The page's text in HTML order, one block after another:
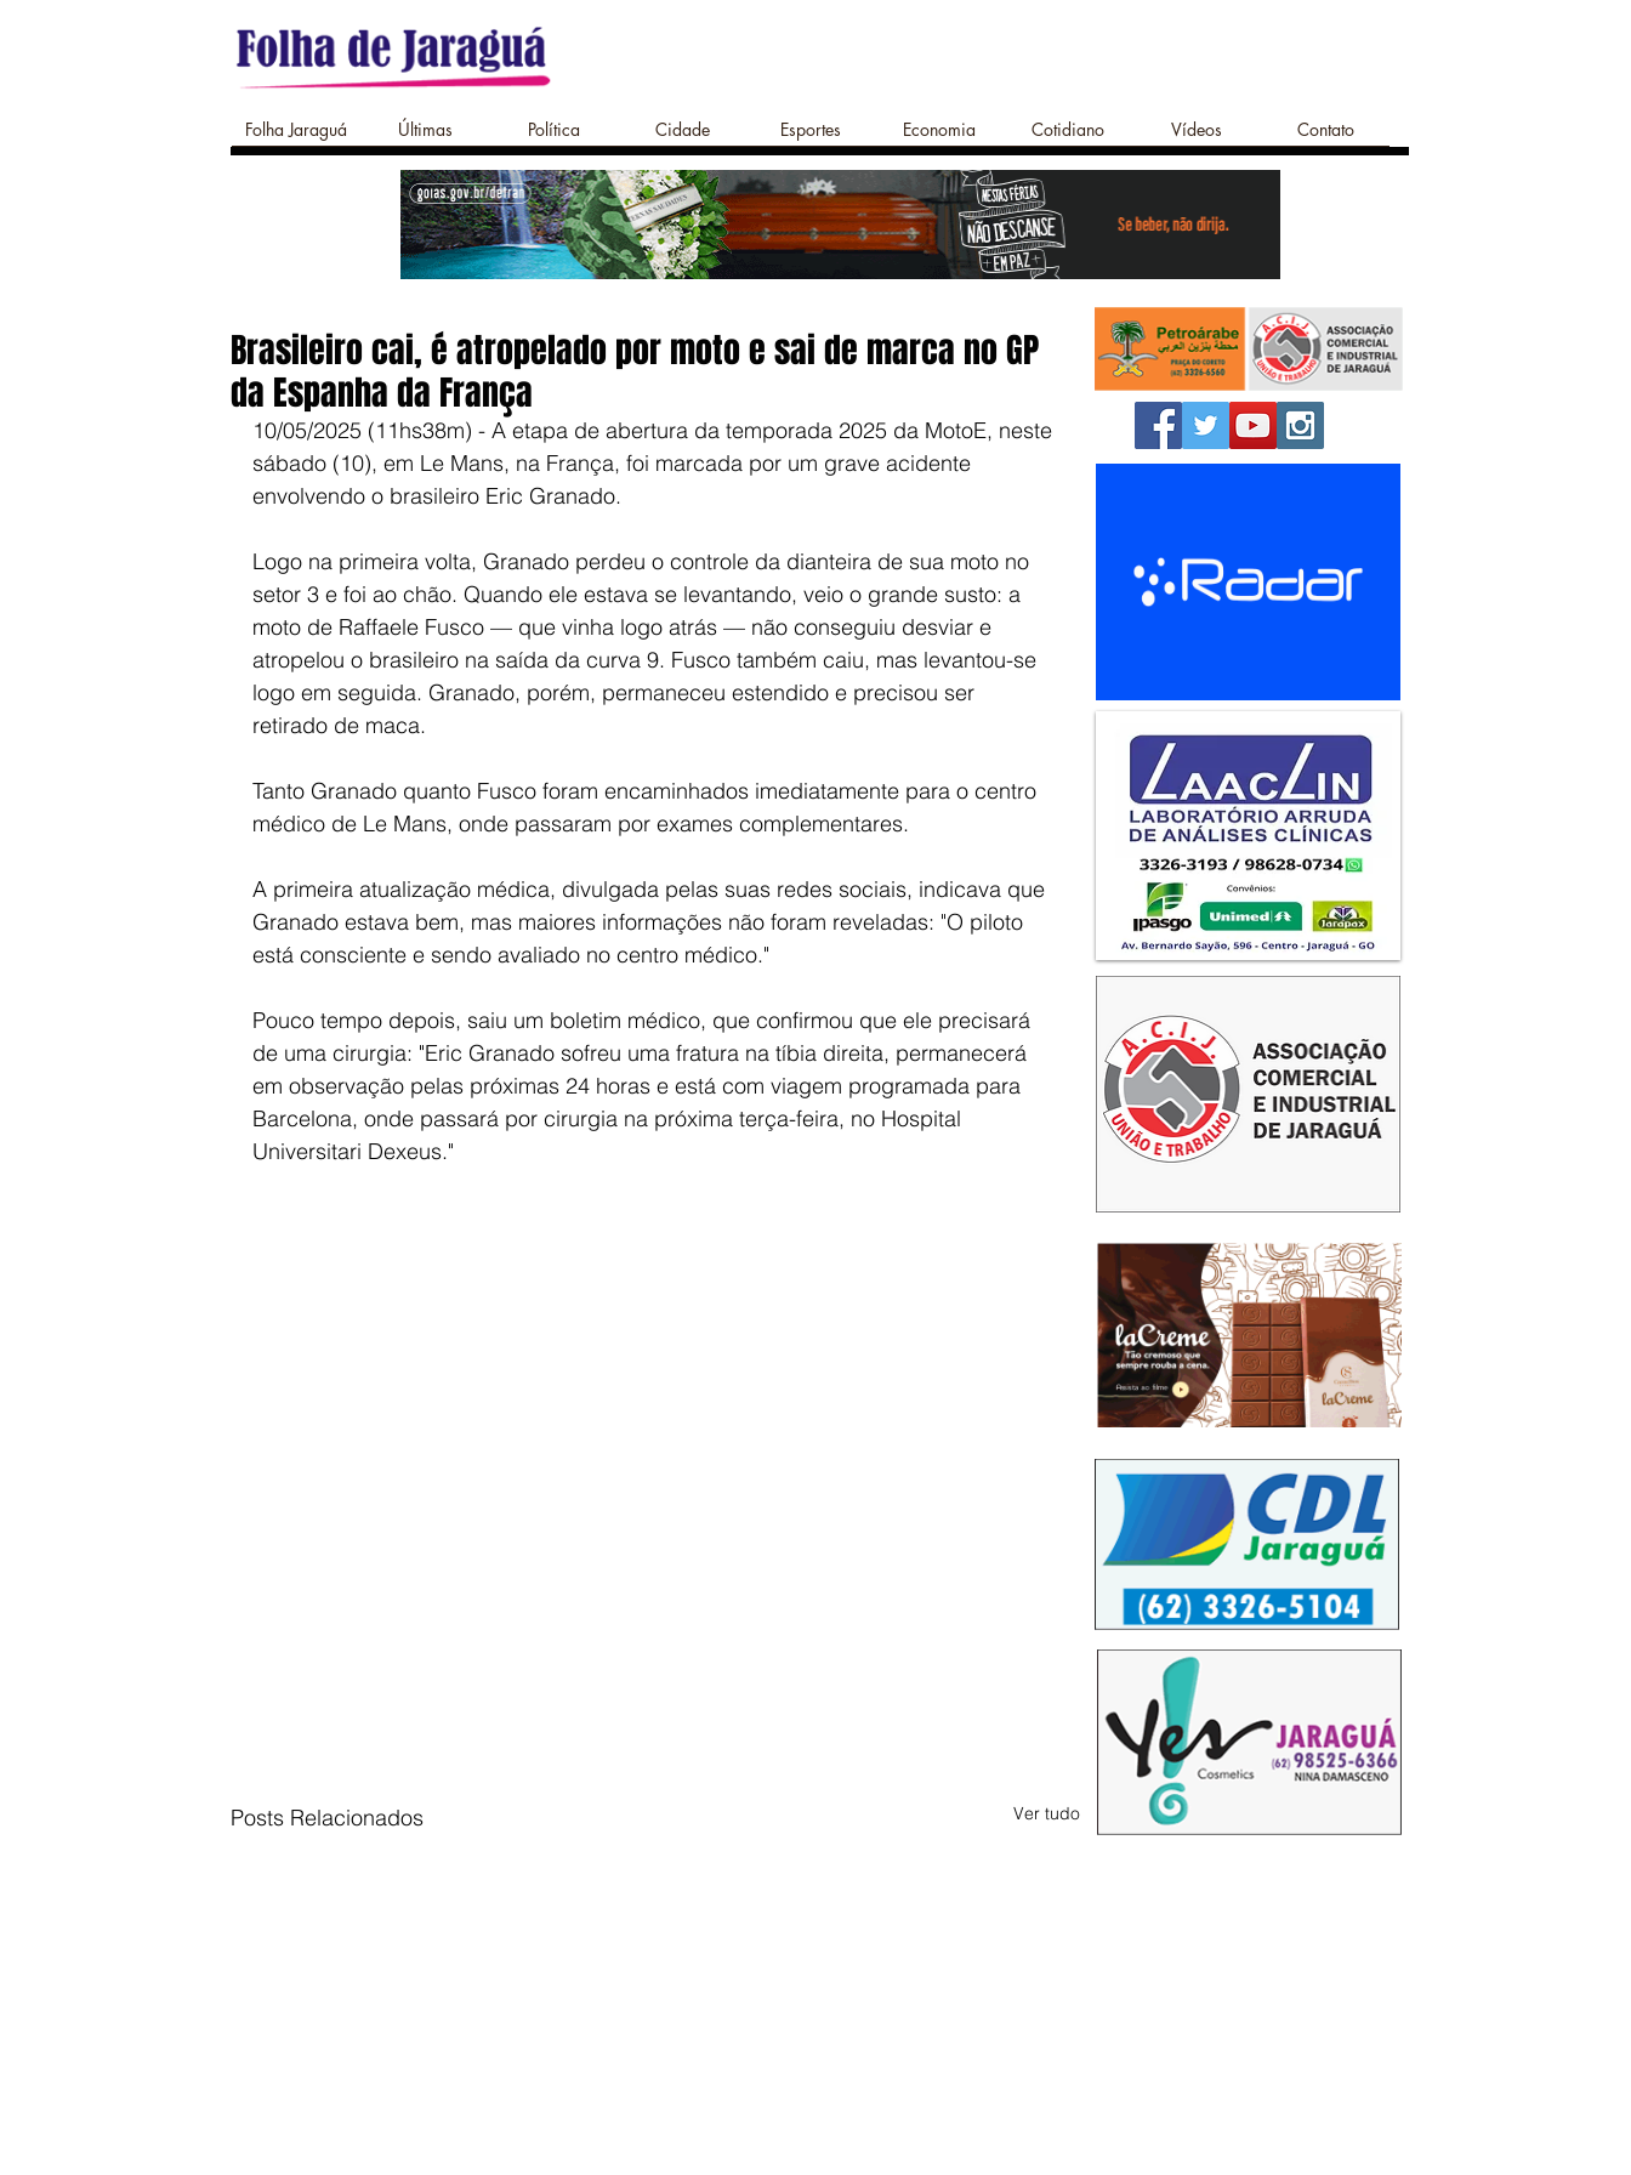
Folha Jaraguá Últimas Política Cidade Esportes Economia Cotidiano Vídeos Contato
Brasileiro cai, é atropelado por moto e sai de marca no GP
da Espanha da França
10/05/2025 (11hs38m) - A etapa de abertura da temporada 2025 da MotoE, neste
sábado (10), em Le Mans, na França, foi marcada por um grave acidente
envolvendo o brasileiro Eric Granado.
Logo na primeira volta, Granado perdeu o controle da dianteira de sua moto no
setor 3 e foi ao chão. Quando ele estava se levantando, veio o grande susto: a
moto de Raffaele Fusco — que vinha logo atrás — não conseguiu desviar e
atropelou o brasileiro na saída da curva 9. Fusco também caiu, mas levantou-se
logo em seguida. Granado, porém, permaneceu estendido e precisou ser
retirado de maca.
Tanto Granado quanto Fusco foram encaminhados imediatamente para o centro
médico de Le Mans, onde passaram por exames complementares.
A primeira atualização médica, divulgada pelas suas redes sociais, indicava que
Granado estava bem, mas maiores informações não foram reveladas: "O piloto
está consciente e sendo avaliado no centro médico."
Pouco tempo depois, saiu um boletim médico, que confirmou que ele precisará
de uma cirurgia: "Eric Granado sofreu uma fratura na tíbia direita, permanecerá
em observação pelas próximas 24 horas e está com viagem programada para
Barcelona, onde passará por cirurgia na próxima terça-feira, no Hospital
Universitari Dexeus."
Posts Relacionados Ver tudo